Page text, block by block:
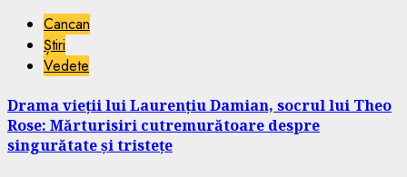
Cancan
Știri
Vedete
Drama vieții lui Laurențiu Damian, socrul lui Theo
Rose: Mărturisiri cutremurătoare despre
singurătate și tristețe